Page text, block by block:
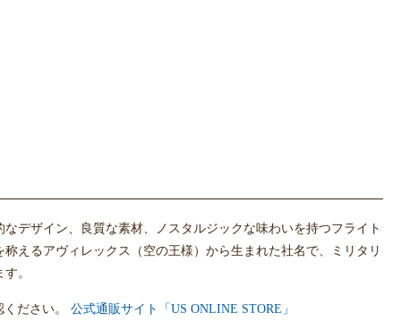
デザイン、良質な素材、ノスタルジックな味わいを持つフライト
えるアヴィレックス（空の王様）から生まれた社名で、ミリタリ
。
ださい。 公式通販サイト「US ONLINE STORE」